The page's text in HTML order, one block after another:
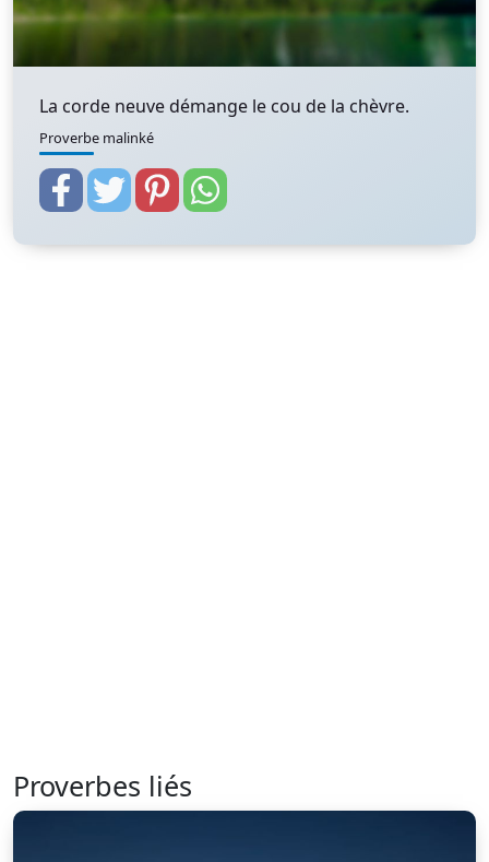
La corde neuve démange le cou de la chèvre.
Proverbe malinké
Proverbes liés